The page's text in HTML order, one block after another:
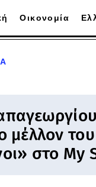
Οικονομία
μέλλον
στο My